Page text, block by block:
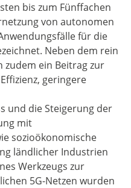
bis zum Fünffachen
von autonomen
für die
Neben dem rein
zudem ein Beitrag zur
geringere
und die Steigerung der
mit
sozioökonomische
ländlicher Industrien
Werkzeugs zur
5G-Netzen wurden